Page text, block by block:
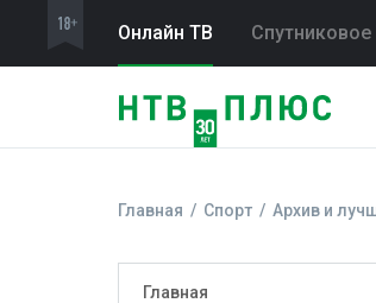
Онлайн ТВ Спутниковое
Главная Спорт Архив и
Главная